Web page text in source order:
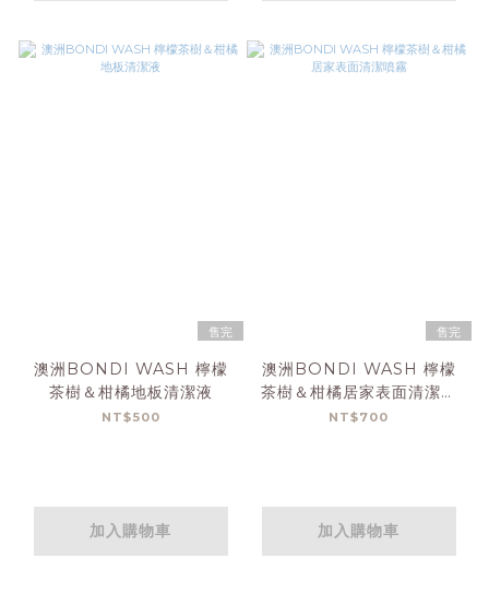
售完
澳洲BONDI WASH 檸檬
茶樹＆柑橘地板清潔液
NT$500
加入購物車
售完
澳洲BONDI WASH 檸檬
茶樹＆柑橘居家表面清潔噴
霧
NT$700
加入購物車